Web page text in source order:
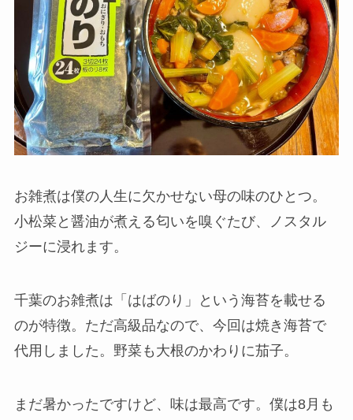
お雑煮は僕の人生に欠かせない母の味のひとつ。
小松菜と醤油が煮える匂いを嗅ぐたび、ノスタル
ジーに浸れます。
千葉のお雑煮は「はばのり」という海苔を載せる
のが特徴。ただ高級品なので、今回は焼き海苔で
代用しました。野菜も大根のかわりに茄子。
まだ暑かったですけど、味は最高です。僕は8月も